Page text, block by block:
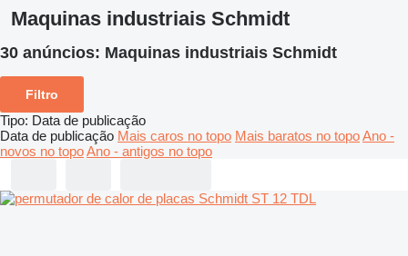
Maquinas industriais Schmidt
30 anúncios: Maquinas industriais Schmidt
Filtro
Tipo: Data de publicação
Data de publicação Mais caros no topo Mais baratos no topoAno -
novos no topoAno - antigos no topo